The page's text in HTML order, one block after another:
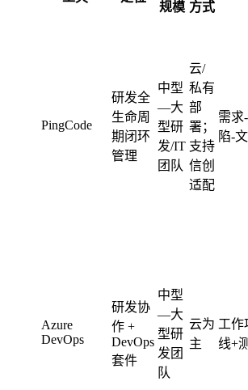
规模 方式
PingCode
研发全
生命周
期闭环
管理
中型
—大
型研
发/IT
团队
云/
私有
部
署；
支持
信创
适配
需求
陷-
Azure
DevOps
研发协
作 +
DevOps
套件
中型
—大
型研
发团
队
云为
主
工作
线+